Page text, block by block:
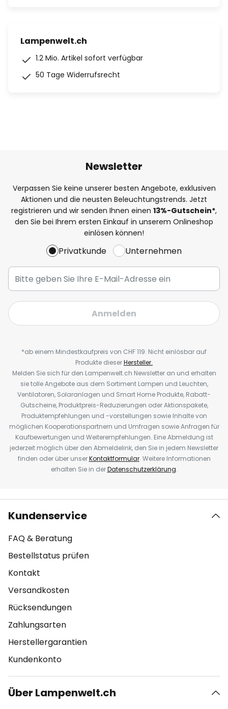
Lampenwelt.ch
1.2 Mio. Artikel sofort verfügbar
50 Tage Widerrufsrecht
Newsletter
Verpassen Sie keine unserer besten Angebote, exklusiven
Aktionen und die neusten Beleuchtungstrends. Jetzt
registrieren und wir senden Ihnen einen 13%-Gutschein*,
den Sie bei Ihrem ersten Einkauf in unserem Onlineshop
einlösen können!
Privatkunde Unternehmen
Anmelden
*ab einem Mindestkaufpreis von CHF 119. Nicht einlösbar auf
Produkte dieserHersteller.
Melden Sie sich für den Lampenwelt.ch Newsletter an und erhalten
sie tolle Angebote aus dem Sortiment Lampen und Leuchten,
Ventilatoren, Solaranlagen und Smart Home Produkte, Rabatt-
Gutscheine, Produktpreis-Reduzierungen oder Aktionspakete,
Produktempfehlungen und -vorstellungen sowie Inhalte von
möglichen Kooperationspartnern und Umfragen sowie Anfragen für
Kaufbewertungen und Weiterempfehlungen. Eine Abmeldung ist
jederzeit möglich über den Abmeldelink, den Sie in jedem Newsletter
finden oder über unserKontaktformular. Weitere Informationen
erhalten Sie in derDatenschutzerklärung.
Kundenservice
FAQ & Beratung
Bestellstatus prüfen
Kontakt
Versandkosten
Rücksendungen
Zahlungsarten
Herstellergarantien
Kundenkonto
Über Lampenwelt.ch